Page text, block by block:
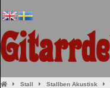
Stall Stallben Akustisk